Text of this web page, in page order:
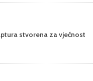
stvorena za vječnost